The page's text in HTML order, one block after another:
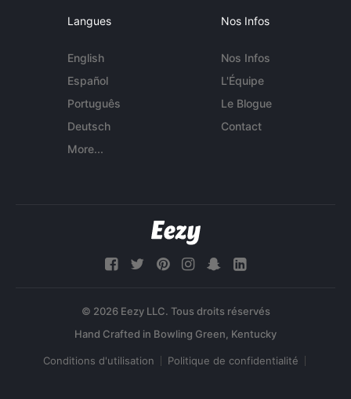
Langues
English
Español
Português
Deutsch
More...
Nos Infos
Nos Infos
L'Équipe
Le Blogue
Contact
© 2026 Eezy LLC. Tous droits réservés
Conditions d'utilisation Politique de confidentialité